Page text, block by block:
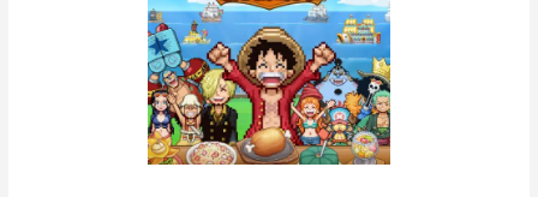
Hardware
Mises à jour
Chiffres de ventes